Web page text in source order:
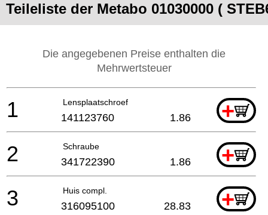
Teileliste der Metabo 01030000 (
Die angegebenen Preise enthalten die
Mehrwertsteuer
Lensplaatschroef +
1 141123760 1.86
Schraube +
2 341722390 1.86
Huis compl. +
3 316095100 28.83